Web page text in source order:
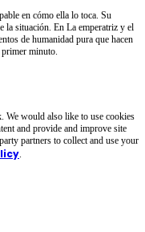
en cómo ella lo toca. Su
la situación. En La emperatriz y el
de humanidad pura que hacen
primer minuto.
We would also like to use cookies
and provide and improve site
partners to collect and use your
.